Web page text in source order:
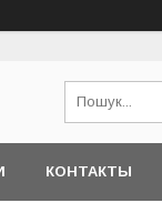
КОНТАКТЫ